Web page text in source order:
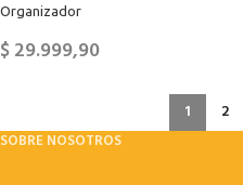
Organizador
$29.999,90
1 2
SOBRE NOSOTROS